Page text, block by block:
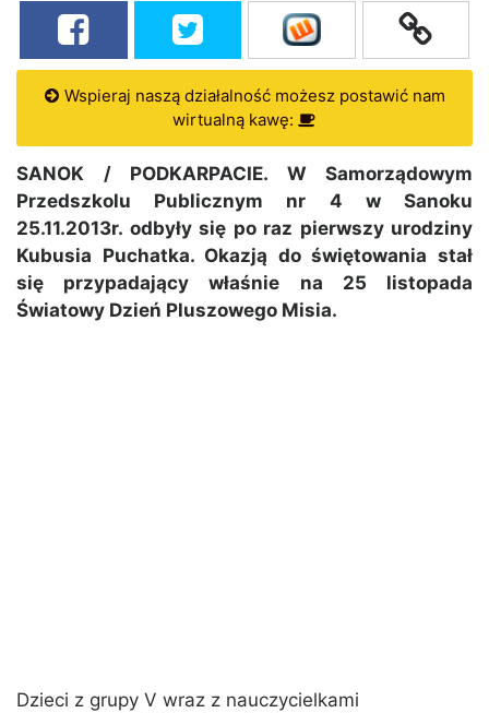
Wspieraj naszą działalność możesz postawić nam
wirtualną kawę:
SANOK / PODKARPACIE. W Samorządowym
Przedszkolu Publicznym nr 4 w Sanoku
25.11.2013r. odbyły się po raz pierwszy urodziny
Kubusia Puchatka. Okazją do świętowania stał
się przypadający właśnie na 25 listopada
Światowy Dzień Pluszowego Misia.
Dzieci z grupy V wraz z nauczycielkami